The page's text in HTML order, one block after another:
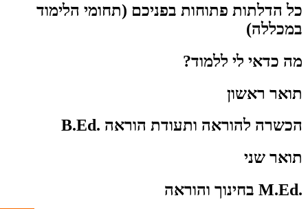
כל הדלתות פתוחות בפניכם (תחומי הלימוד
במכללה)
מה כדאי לי ללמוד?
תואר ראשון
הכשרה להוראה ותעודת הוראה .B.Ed
תואר שני
.M.Ed בחינוך והוראה